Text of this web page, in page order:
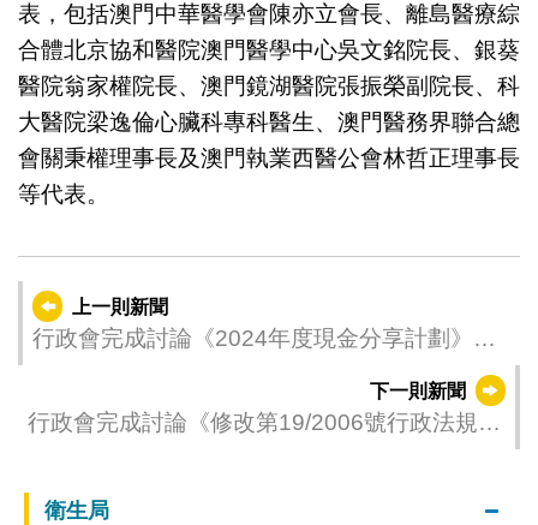
表，包括澳門中華醫學會陳亦立會長、離島醫療綜
合體北京協和醫院澳門醫學中心吳文銘院長、銀葵
醫院翁家權院長、澳門鏡湖醫院張振榮副院長、科
大醫院梁逸倫心臟科專科醫生、澳門醫務界聯合總
會關秉權理事長及澳門執業西醫公會林哲正理事長
等代表。
上一則新聞
行政會完成討論《2024年度現金分享計劃》行
下一則新聞
行政會完成討論《修改第19/2006號行政法規
衛生局